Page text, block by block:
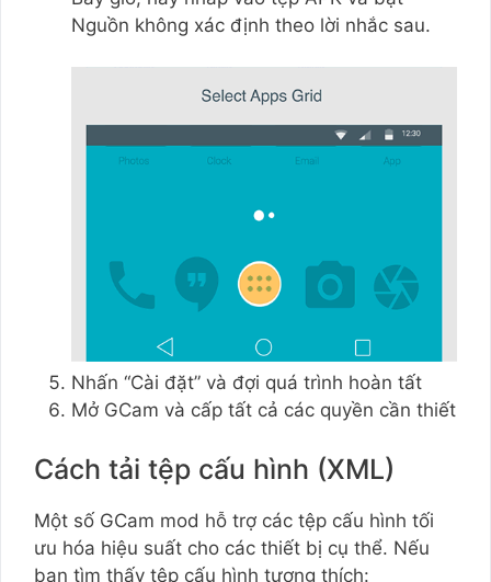
Nguồn không xác định theo lời nhắc sau.
Nhấn “Cài đặt” và đợi quá trình hoàn tất
Mở GCam và cấp tất cả các quyền cần thiết
Cách tải tệp cấu hình (XML)
Một số GCam mod hỗ trợ các tệp cấu hình tối
ưu hóa hiệu suất cho các thiết bị cụ thể. Nếu
bạn tìm thấy tệp cấu hình tương thích: